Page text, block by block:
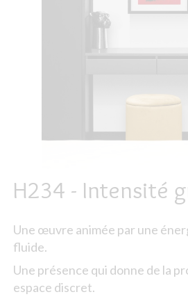
H234 - Intensité
Une œuvre animée par une
fluide.
Une présence qui donne de la
espace discret.